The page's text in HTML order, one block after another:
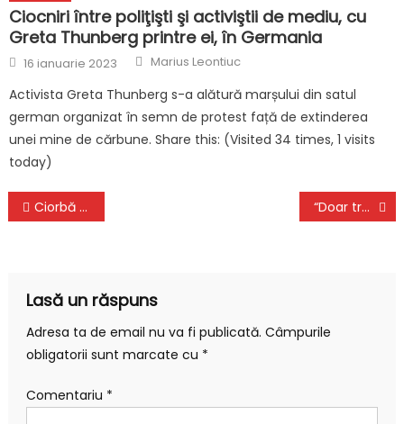
Ciocniri între poliţişti şi activiştii de mediu, cu
Greta Thunberg printre ei, în Germania
Posted
on
16 ianuarie 2023 Author
Marius Leontiuc
Activista Greta Thunberg s-a alătură marșului din satul
german organizat în semn de protest față de extinderea
unei mine de cărbune. Share this: (Visited 34 times, 1 visits
today)
Navigare
Ciorbă de perişoare, reţeta ediţiei 8 “Gătit la costum”, sezonul 2. O reţetă simplă şi delicioasă, care reuşeşte să-i strângă pe toţi la masă “Doar trecând anii poţi să bei coniac fără să mănânci ciocolată după el” | Pilda zilei, cu Lidia Fecioru
Lasă un răspuns
Adresa ta de email nu va fi publicată. Câmpurile
obligatorii sunt marcate cu *
Comentariu *